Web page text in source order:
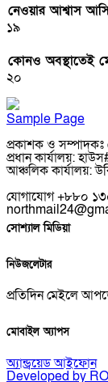
নেওয়ার আশ্বাস
১৯
কোনও অবস্থাতেই
২০
Sample Page
প্রকাশক ও
প্রধান কার্যালয়:
আঞ্চলিক কার্যালয়:
যোগাযোগ +৮৮০
সোশ্যাল মিডিয়া
নিউজলেটার
প্রতিদিন মেইলে
মোবাইল অ্যাপস
অ্যান্ড্রয়েডআইফোন
Developed by